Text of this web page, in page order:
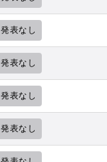
発表なし
発表なし
発表なし
発表なし